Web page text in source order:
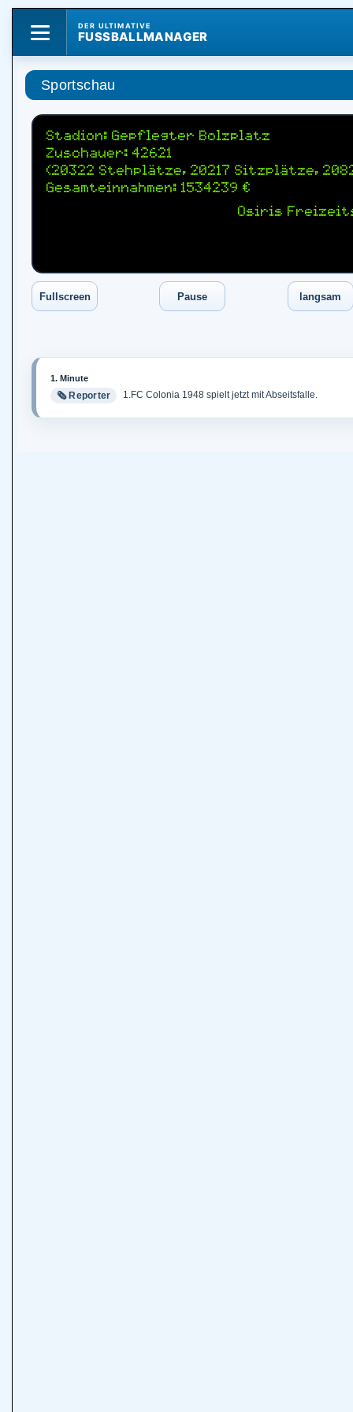
DER ULTIMATIVE
FUSSBALLMANAGER
Sportschau
Stadion: Gepflegter Bolzplatz
Zuschauer: 42621
(20322 Stehplätze, 20217 Sitzplätze,
Gesamteinnahmen: 1534239 €
Osiris
1. Minute
🗞️ Reporter 1.FC Colonia 1948 spielt jetzt mit Abseitsfalle.